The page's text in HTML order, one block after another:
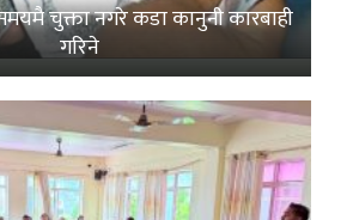
चुक्ता नगरे कडा कानुनी कारबाही
गरिने